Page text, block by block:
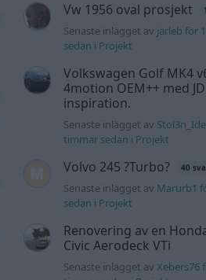
Vw 1956 oval prosjekt
Senaste inlägget av jarleb för
sedan i Projekt
Volkswagen Golf MK4
4motion OEM++ med
inspiration.
Senaste inlägget av
timmar sedan i Projekt
Volvo 245 ?Turbo? 40
Senaste inlägget av Marurb1
sedan i Projekt
Renovering av en
Civic Aerodeck VTi
Senaste inlägget av Xebers76